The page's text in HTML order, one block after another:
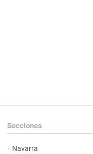
Secciones
Navarra